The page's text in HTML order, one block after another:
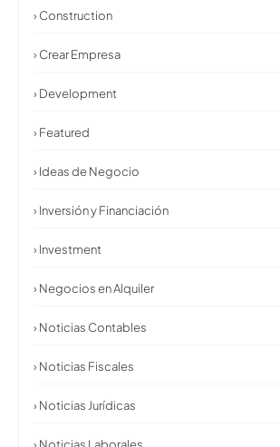
› Construction
› Crear Empresa
› Development
› Featured
› Ideas de Negocio
› Inversión y Financiación
› Investment
› Negocios en Alquiler
› Noticias Contables
› Noticias Fiscales
› Noticias Jurídicas
› Noticias Laborales